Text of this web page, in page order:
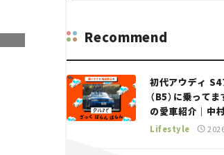
Recommend
初代アウディ S4
（B5）に乗ってま
の愛車紹介｜中
——瀬イオナと嶋
Lifestyle